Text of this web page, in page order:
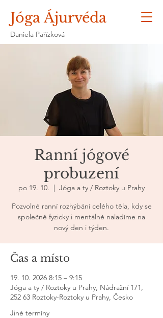
Jóga Ájurvéda
Daniela Pařízková
Ranní jógové
probuzení
po 19. 10.
  |
Jóga a ty / Roztoky u Prahy
Pozvolné ranní rozhýbání celého těla, kdy se
společně fyzicky i mentálně naladíme na
nový den i týden.
Čas a místo
19. 10. 2026 8:15 – 9:15
Jóga a ty / Roztoky u Prahy, Nádražní 171,
252 63 Roztoky-Roztoky u Prahy, Česko
Jiné termíny